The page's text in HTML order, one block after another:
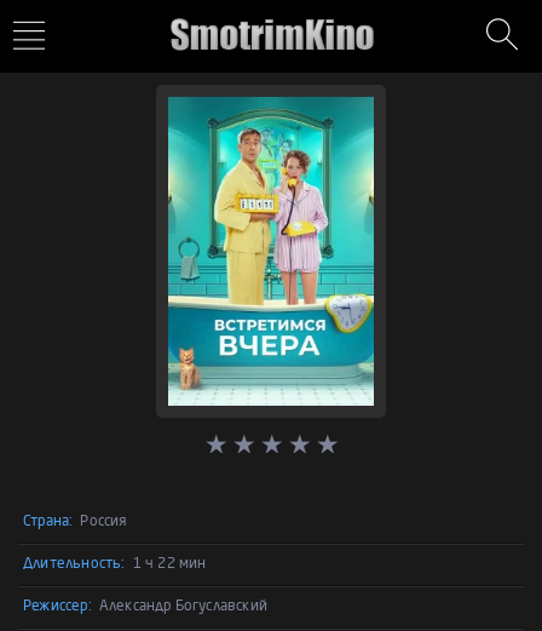
Страна: Россия
Длительность: 1 ч 22 мин
Режиссер: Александр Богуславский